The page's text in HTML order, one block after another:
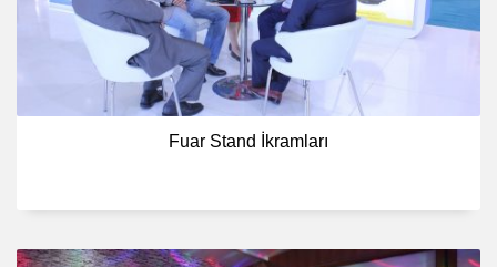
Fuar Stand İkramları